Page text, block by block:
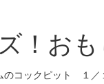
！おも
のコックピット １